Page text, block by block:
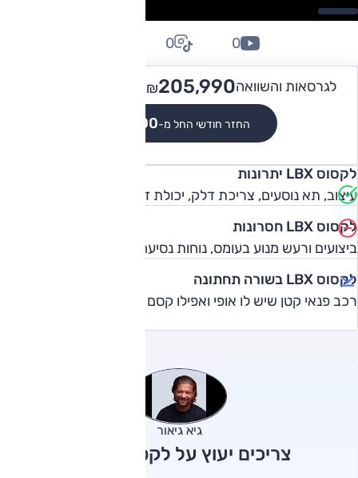
לגרסאות והשוואה ₪205,990 -
החזר חודשי החל מ-₪1,900
0
0
לקסוס LBX יתרונות
עיצוב, תא נוסעים, צריכת דלק, יכולת דינמית
לקסוס LBX חסרונות
ביצועים ורעש מנוע בעומס, נוחות נסיעה, בידוד רעשי רוח וכביש
לקסוס LBX בשורה תחתונה
רכב פנאי קטן שיש לו אופי ואפילו קסם
גיא גיאור
צריכים יעוץ על לקסוס LBX?